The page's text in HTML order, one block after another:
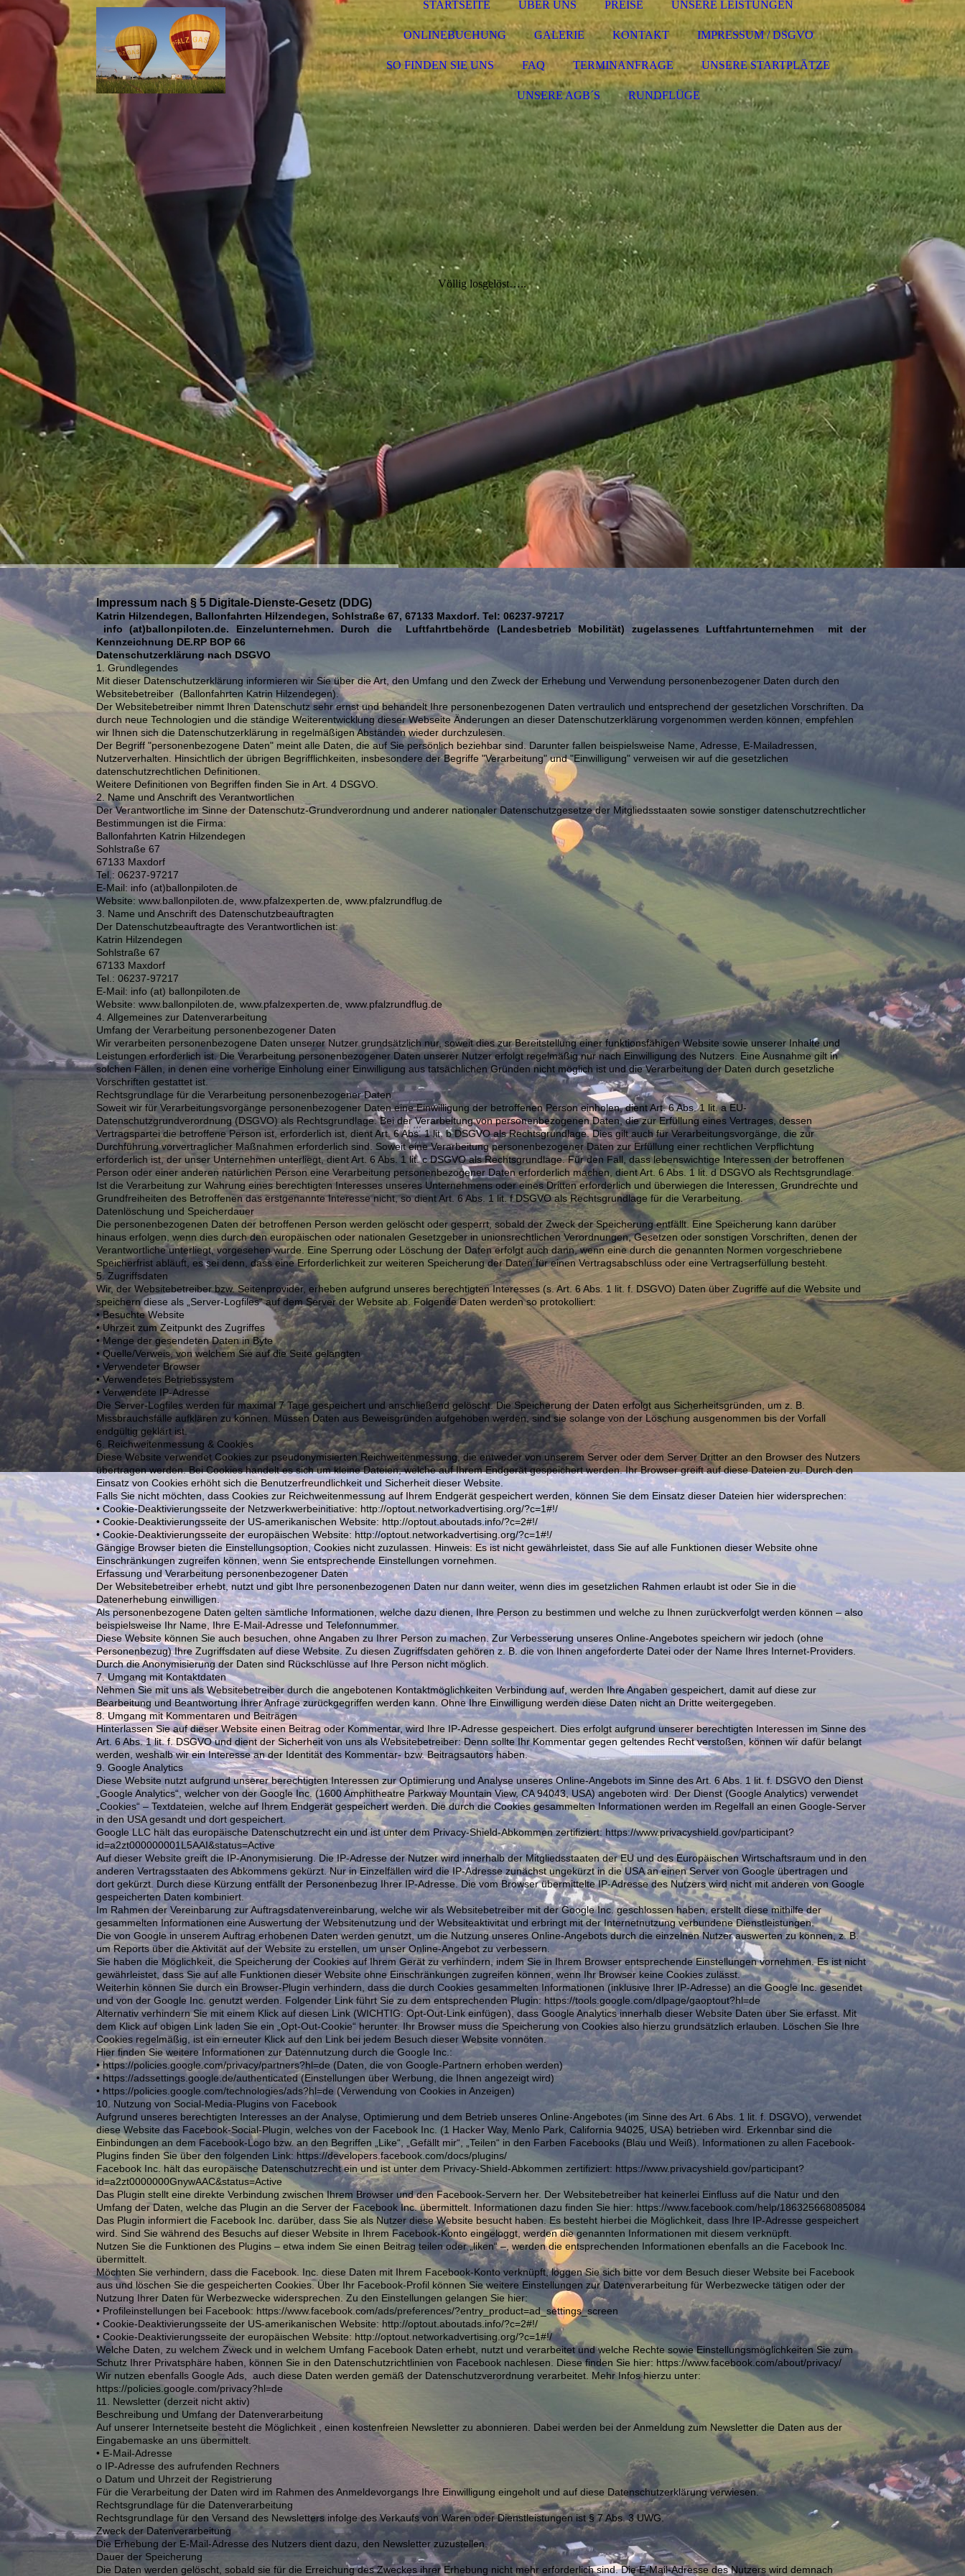
STARTSEITE ÜBER UNS PREISE UNSERE LEISTUNGEN
ONLINEBUCHUNG GALERIE KONTAKT IMPRESSUM / DSGVO
SO FINDEN SIE UNS FAQ TERMINANFRAGE UNSERE STARTPLÄTZE
UNSERE AGB´S RUNDFLÜGE
Völlig losgelöst…..
Impressum nach § 5 Digitale-Dienste-Gesetz (DDG)
Katrin Hilzendegen, Ballonfahrten Hilzendegen, Sohlstraße 67, 67133 Maxdorf. Tel: 06237-97217
info (at)ballonpiloten.de. Einzelunternehmen. Durch die Luftfahrtbehörde (Landesbetrieb Mobilität) zugelassenes Luftfahrtunternehmen mit der
Kennzeichnung DE.RP BOP 66
Datenschutzerklärung nach DSGVO
1. Grundlegendes
Mit dieser Datenschutzerklärung informieren wir Sie über die Art, den Umfang und den Zweck der Erhebung und Verwendung personenbezogener Daten durch den
Websitebetreiber (Ballonfahrten Katrin Hilzendegen).
Der Websitebetreiber nimmt Ihren Datenschutz sehr ernst und behandelt Ihre personenbezogenen Daten vertraulich und entsprechend der gesetzlichen Vorschriften. Da
durch neue Technologien und die ständige Weiterentwicklung dieser Webseite Änderungen an dieser Datenschutzerklärung vorgenommen werden können, empfehlen
wir Ihnen sich die Datenschutzerklärung in regelmäßigen Abständen wieder durchzulesen.
Der Begriff "personenbezogene Daten" meint alle Daten, die auf Sie persönlich beziehbar sind. Darunter fallen beispielsweise Name, Adresse, E-Mailadressen,
Nutzerverhalten. Hinsichtlich der übrigen Begrifflichkeiten, insbesondere der Begriffe "Verarbeitung" und "Einwilligung" verweisen wir auf die gesetzlichen
datenschutzrechtlichen Definitionen.
Weitere Definitionen von Begriffen finden Sie in Art. 4 DSGVO.
2. Name und Anschrift des Verantwortlichen
Der Verantwortliche im Sinne der Datenschutz-Grundverordnung und anderer nationaler Datenschutzgesetze der Mitgliedsstaaten sowie sonstiger datenschutzrechtlicher
Bestimmungen ist die Firma:
Ballonfahrten Katrin Hilzendegen
Sohlstraße 67
67133 Maxdorf
Tel.: 06237-97217
E-Mail: info (at)ballonpiloten.de
Website: www.ballonpiloten.de, www.pfalzexperten.de, www.pfalzrundflug.de
3. Name und Anschrift des Datenschutzbeauftragten
Der Datenschutzbeauftragte des Verantwortlichen ist:
Katrin Hilzendegen
Sohlstraße 67
67133 Maxdorf
Tel.: 06237-97217
E-Mail: info (at) ballonpiloten.de
Website: www.ballonpiloten.de, www.pfalzexperten.de, www.pfalzrundflug.de
4. Allgemeines zur Datenverarbeitung
Umfang der Verarbeitung personenbezogener Daten
Wir verarbeiten personenbezogene Daten unserer Nutzer grundsätzlich nur, soweit dies zur Bereitstellung einer funktionsfähigen Website sowie unserer Inhalte und
Leistungen erforderlich ist. Die Verarbeitung personenbezogener Daten unserer Nutzer erfolgt regelmäßig nur nach Einwilligung des Nutzers. Eine Ausnahme gilt in
solchen Fällen, in denen eine vorherige Einholung einer Einwilligung aus tatsächlichen Gründen nicht möglich ist und die Verarbeitung der Daten durch gesetzliche
Vorschriften gestattet ist.
Rechtsgrundlage für die Verarbeitung personenbezogener Daten
Soweit wir für Verarbeitungsvorgänge personenbezogener Daten eine Einwilligung der betroffenen Person einholen, dient Art. 6 Abs. 1 lit. a EU-
Datenschutzgrundverordnung (DSGVO) als Rechtsgrundlage. Bei der Verarbeitung von personenbezogenen Daten, die zur Erfüllung eines Vertrages, dessen
Vertragspartei die betroffene Person ist, erforderlich ist, dient Art. 6 Abs. 1 lit. b DSGVO als Rechtsgrundlage. Dies gilt auch für Verarbeitungsvorgänge, die zur
Durchführung vorvertraglicher Maßnahmen erforderlich sind. Soweit eine Verarbeitung personenbezogener Daten zur Erfüllung einer rechtlichen Verpflichtung
erforderlich ist, der unser Unternehmen unterliegt, dient Art. 6 Abs. 1 lit. c DSGVO als Rechtsgrundlage. Für den Fall, dass lebenswichtige Interessen der betroffenen
Person oder einer anderen natürlichen Person eine Verarbeitung personenbezogener Daten erforderlich machen, dient Art. 6 Abs. 1 lit. d DSGVO als Rechtsgrundlage.
Ist die Verarbeitung zur Wahrung eines berechtigten Interesses unseres Unternehmens oder eines Dritten erforderlich und überwiegen die Interessen, Grundrechte und
Grundfreiheiten des Betroffenen das erstgenannte Interesse nicht, so dient Art. 6 Abs. 1 lit. f DSGVO als Rechtsgrundlage für die Verarbeitung.
Datenlöschung und Speicherdauer
Die personenbezogenen Daten der betroffenen Person werden gelöscht oder gesperrt, sobald der Zweck der Speicherung entfällt. Eine Speicherung kann darüber
hinaus erfolgen, wenn dies durch den europäischen oder nationalen Gesetzgeber in unionsrechtlichen Verordnungen, Gesetzen oder sonstigen Vorschriften, denen der
Verantwortliche unterliegt, vorgesehen wurde. Eine Sperrung oder Löschung der Daten erfolgt auch dann, wenn eine durch die genannten Normen vorgeschriebene
Speicherfrist abläuft, es sei denn, dass eine Erforderlichkeit zur weiteren Speicherung der Daten für einen Vertragsabschluss oder eine Vertragserfüllung besteht.
5. Zugriffsdaten
Wir, der Websitebetreiber bzw. Seitenprovider, erheben aufgrund unseres berechtigten Interesses (s. Art. 6 Abs. 1 lit. f. DSGVO) Daten über Zugriffe auf die Website und
speichern diese als „Server-Logfiles“ auf dem Server der Website ab. Folgende Daten werden so protokolliert:
• Besuchte Website
• Uhrzeit zum Zeitpunkt des Zugriffes
• Menge der gesendeten Daten in Byte
• Quelle/Verweis, von welchem Sie auf die Seite gelangten
• Verwendeter Browser
• Verwendetes Betriebssystem
• Verwendete IP-Adresse
Die Server-Logfiles werden für maximal 7 Tage gespeichert und anschließend gelöscht. Die Speicherung der Daten erfolgt aus Sicherheitsgründen, um z. B.
Missbrauchsfälle aufklären zu können. Müssen Daten aus Beweisgründen aufgehoben werden, sind sie solange von der Löschung ausgenommen bis der Vorfall
endgültig geklärt ist.
6. Reichweitenmessung & Cookies
Diese Website verwendet Cookies zur pseudonymisierten Reichweitenmessung, die entweder von unserem Server oder dem Server Dritter an den Browser des Nutzers
übertragen werden. Bei Cookies handelt es sich um kleine Dateien, welche auf Ihrem Endgerät gespeichert werden. Ihr Browser greift auf diese Dateien zu. Durch den
Einsatz von Cookies erhöht sich die Benutzerfreundlichkeit und Sicherheit dieser Website.
Falls Sie nicht möchten, dass Cookies zur Reichweitenmessung auf Ihrem Endgerät gespeichert werden, können Sie dem Einsatz dieser Dateien hier widersprechen:
• Cookie-Deaktivierungsseite der Netzwerkwerbeinitiative: http://optout.networkadvertising.org/?c=1#!/
• Cookie-Deaktivierungsseite der US-amerikanischen Website: http://optout.aboutads.info/?c=2#!/
• Cookie-Deaktivierungsseite der europäischen Website: http://optout.networkadvertising.org/?c=1#!/
Gängige Browser bieten die Einstellungsoption, Cookies nicht zuzulassen. Hinweis: Es ist nicht gewährleistet, dass Sie auf alle Funktionen dieser Website ohne
Einschränkungen zugreifen können, wenn Sie entsprechende Einstellungen vornehmen.
Erfassung und Verarbeitung personenbezogener Daten
Der Websitebetreiber erhebt, nutzt und gibt Ihre personenbezogenen Daten nur dann weiter, wenn dies im gesetzlichen Rahmen erlaubt ist oder Sie in die
Datenerhebung einwilligen.
Als personenbezogene Daten gelten sämtliche Informationen, welche dazu dienen, Ihre Person zu bestimmen und welche zu Ihnen zurückverfolgt werden können – also
beispielsweise Ihr Name, Ihre E-Mail-Adresse und Telefonnummer.
Diese Website können Sie auch besuchen, ohne Angaben zu Ihrer Person zu machen. Zur Verbesserung unseres Online-Angebotes speichern wir jedoch (ohne
Personenbezug) Ihre Zugriffsdaten auf diese Website. Zu diesen Zugriffsdaten gehören z. B. die von Ihnen angeforderte Datei oder der Name Ihres Internet-Providers.
Durch die Anonymisierung der Daten sind Rückschlüsse auf Ihre Person nicht möglich.
7. Umgang mit Kontaktdaten
Nehmen Sie mit uns als Websitebetreiber durch die angebotenen Kontaktmöglichkeiten Verbindung auf, werden Ihre Angaben gespeichert, damit auf diese zur
Bearbeitung und Beantwortung Ihrer Anfrage zurückgegriffen werden kann. Ohne Ihre Einwilligung werden diese Daten nicht an Dritte weitergegeben.
8. Umgang mit Kommentaren und Beiträgen
Hinterlassen Sie auf dieser Website einen Beitrag oder Kommentar, wird Ihre IP-Adresse gespeichert. Dies erfolgt aufgrund unserer berechtigten Interessen im Sinne des
Art. 6 Abs. 1 lit. f. DSGVO und dient der Sicherheit von uns als Websitebetreiber: Denn sollte Ihr Kommentar gegen geltendes Recht verstoßen, können wir dafür belangt
werden, weshalb wir ein Interesse an der Identität des Kommentar- bzw. Beitragsautors haben.
9. Google Analytics
Diese Website nutzt aufgrund unserer berechtigten Interessen zur Optimierung und Analyse unseres Online-Angebots im Sinne des Art. 6 Abs. 1 lit. f. DSGVO den Dienst
„Google Analytics“, welcher von der Google Inc. (1600 Amphitheatre Parkway Mountain View, CA 94043, USA) angeboten wird. Der Dienst (Google Analytics) verwendet
„Cookies“ – Textdateien, welche auf Ihrem Endgerät gespeichert werden. Die durch die Cookies gesammelten Informationen werden im Regelfall an einen Google-Server
in den USA gesandt und dort gespeichert.
Google LLC hält das europäische Datenschutzrecht ein und ist unter dem Privacy-Shield-Abkommen zertifiziert: https://www.privacyshield.gov/participant?
id=a2zt000000001L5AAI&status=Active
Auf dieser Website greift die IP-Anonymisierung. Die IP-Adresse der Nutzer wird innerhalb der Mitgliedsstaaten der EU und des Europäischen Wirtschaftsraum und in den
anderen Vertragsstaaten des Abkommens gekürzt. Nur in Einzelfällen wird die IP-Adresse zunächst ungekürzt in die USA an einen Server von Google übertragen und
dort gekürzt. Durch diese Kürzung entfällt der Personenbezug Ihrer IP-Adresse. Die vom Browser übermittelte IP-Adresse des Nutzers wird nicht mit anderen von Google
gespeicherten Daten kombiniert.
Im Rahmen der Vereinbarung zur Auftragsdatenvereinbarung, welche wir als Websitebetreiber mit der Google Inc. geschlossen haben, erstellt diese mithilfe der
gesammelten Informationen eine Auswertung der Websitenutzung und der Websiteaktivität und erbringt mit der Internetnutzung verbundene Dienstleistungen.
Die von Google in unserem Auftrag erhobenen Daten werden genutzt, um die Nutzung unseres Online-Angebots durch die einzelnen Nutzer auswerten zu können, z. B.
um Reports über die Aktivität auf der Website zu erstellen, um unser Online-Angebot zu verbessern.
Sie haben die Möglichkeit, die Speicherung der Cookies auf Ihrem Gerät zu verhindern, indem Sie in Ihrem Browser entsprechende Einstellungen vornehmen. Es ist nicht
gewährleistet, dass Sie auf alle Funktionen dieser Website ohne Einschränkungen zugreifen können, wenn Ihr Browser keine Cookies zulässt.
Weiterhin können Sie durch ein Browser-Plugin verhindern, dass die durch Cookies gesammelten Informationen (inklusive Ihrer IP-Adresse) an die Google Inc. gesendet
und von der Google Inc. genutzt werden. Folgender Link führt Sie zu dem entsprechenden Plugin: https://tools.google.com/dlpage/gaoptout?hl=de
Alternativ verhindern Sie mit einem Klick auf diesen Link (WICHTIG: Opt-Out-Link einfügen), dass Google Analytics innerhalb dieser Website Daten über Sie erfasst. Mit
dem Klick auf obigen Link laden Sie ein „Opt-Out-Cookie“ herunter. Ihr Browser muss die Speicherung von Cookies also hierzu grundsätzlich erlauben. Löschen Sie Ihre
Cookies regelmäßig, ist ein erneuter Klick auf den Link bei jedem Besuch dieser Website vonnöten.
Hier finden Sie weitere Informationen zur Datennutzung durch die Google Inc.:
• https://policies.google.com/privacy/partners?hl=de (Daten, die von Google-Partnern erhoben werden)
• https://adssettings.google.de/authenticated (Einstellungen über Werbung, die Ihnen angezeigt wird)
• https://policies.google.com/technologies/ads?hl=de (Verwendung von Cookies in Anzeigen)
10. Nutzung von Social-Media-Plugins von Facebook
Aufgrund unseres berechtigten Interesses an der Analyse, Optimierung und dem Betrieb unseres Online-Angebotes (im Sinne des Art. 6 Abs. 1 lit. f. DSGVO), verwendet
diese Website das Facebook-Social-Plugin, welches von der Facebook Inc. (1 Hacker Way, Menlo Park, California 94025, USA) betrieben wird. Erkennbar sind die
Einbindungen an dem Facebook-Logo bzw. an den Begriffen „Like“, „Gefällt mir“, „Teilen“ in den Farben Facebooks (Blau und Weiß). Informationen zu allen Facebook-
Plugins finden Sie über den folgenden Link: https://developers.facebook.com/docs/plugins/
Facebook Inc. hält das europäische Datenschutzrecht ein und ist unter dem Privacy-Shield-Abkommen zertifiziert: https://www.privacyshield.gov/participant?
id=a2zt0000000GnywAAC&status=Active
Das Plugin stellt eine direkte Verbindung zwischen Ihrem Browser und den Facebook-Servern her. Der Websitebetreiber hat keinerlei Einfluss auf die Natur und den
Umfang der Daten, welche das Plugin an die Server der Facebook Inc. übermittelt. Informationen dazu finden Sie hier: https://www.facebook.com/help/186325668085084
Das Plugin informiert die Facebook Inc. darüber, dass Sie als Nutzer diese Website besucht haben. Es besteht hierbei die Möglichkeit, dass Ihre IP-Adresse gespeichert
wird. Sind Sie während des Besuchs auf dieser Website in Ihrem Facebook-Konto eingeloggt, werden die genannten Informationen mit diesem verknüpft.
Nutzen Sie die Funktionen des Plugins – etwa indem Sie einen Beitrag teilen oder „liken“ –, werden die entsprechenden Informationen ebenfalls an die Facebook Inc.
übermittelt.
Möchten Sie verhindern, dass die Facebook. Inc. diese Daten mit Ihrem Facebook-Konto verknüpft, loggen Sie sich bitte vor dem Besuch dieser Website bei Facebook
aus und löschen Sie die gespeicherten Cookies. Über Ihr Facebook-Profil können Sie weitere Einstellungen zur Datenverarbeitung für Werbezwecke tätigen oder der
Nutzung Ihrer Daten für Werbezwecke widersprechen. Zu den Einstellungen gelangen Sie hier:
• Profileinstellungen bei Facebook: https://www.facebook.com/ads/preferences/?entry_product=ad_settings_screen
• Cookie-Deaktivierungsseite der US-amerikanischen Website: http://optout.aboutads.info/?c=2#!/
• Cookie-Deaktivierungsseite der europäischen Website: http://optout.networkadvertising.org/?c=1#!/
Welche Daten, zu welchem Zweck und in welchem Umfang Facebook Daten erhebt, nutzt und verarbeitet und welche Rechte sowie Einstellungsmöglichkeiten Sie zum
Schutz Ihrer Privatsphäre haben, können Sie in den Datenschutzrichtlinien von Facebook nachlesen. Diese finden Sie hier: https://www.facebook.com/about/privacy/
Wir nutzen ebenfalls Google Ads, auch diese Daten werden gemäß der Datenschutzverordnung verarbeitet. Mehr Infos hierzu unter:
https://policies.google.com/privacy?hl=de
11. Newsletter (derzeit nicht aktiv)
Beschreibung und Umfang der Datenverarbeitung
Auf unserer Internetseite besteht die Möglichkeit , einen kostenfreien Newsletter zu abonnieren. Dabei werden bei der Anmeldung zum Newsletter die Daten aus der
Eingabemaske an uns übermittelt.
• E-Mail-Adresse
o IP-Adresse des aufrufenden Rechners
o Datum und Uhrzeit der Registrierung
Für die Verarbeitung der Daten wird im Rahmen des Anmeldevorgangs Ihre Einwilligung eingeholt und auf diese Datenschutzerklärung verwiesen.
Rechtsgrundlage für die Datenverarbeitung
Rechtsgrundlage für den Versand des Newsletters infolge des Verkaufs von Waren oder Dienstleistungen ist § 7 Abs. 3 UWG.
Zweck der Datenverarbeitung
Die Erhebung der E-Mail-Adresse des Nutzers dient dazu, den Newsletter zuzustellen.
Dauer der Speicherung
Die Daten werden gelöscht, sobald sie für die Erreichung des Zweckes ihrer Erhebung nicht mehr erforderlich sind. Die E-Mail-Adresse des Nutzers wird demnach